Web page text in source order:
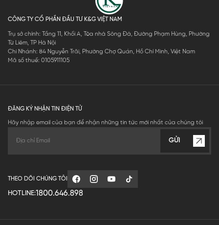
CÔNG TY CỔ PHẦN ĐẦU TƯ K&G VIỆT NAM
Trụ sở chính: Tầng 11, Khối A, Tòa nhà Sông Đà, Đường Phạm Hùng, Phường
Từ Liêm, TP Hà Nội
Chi Nhánh: 84 Nguyễn Trãi, Phường Chợ Quán, Hồ Chí Minh, Việt Nam
Mã số thuế: 0105911105
ĐĂNG KÝ NHẬN TIN ĐIỆN TỬ
Hãy nhập email của bạn để nhận những tin tức mới nhất của chúng tôi
GỬI
THEO DÕI CHÚNG TÔI
HOTLINE:1800.646.898